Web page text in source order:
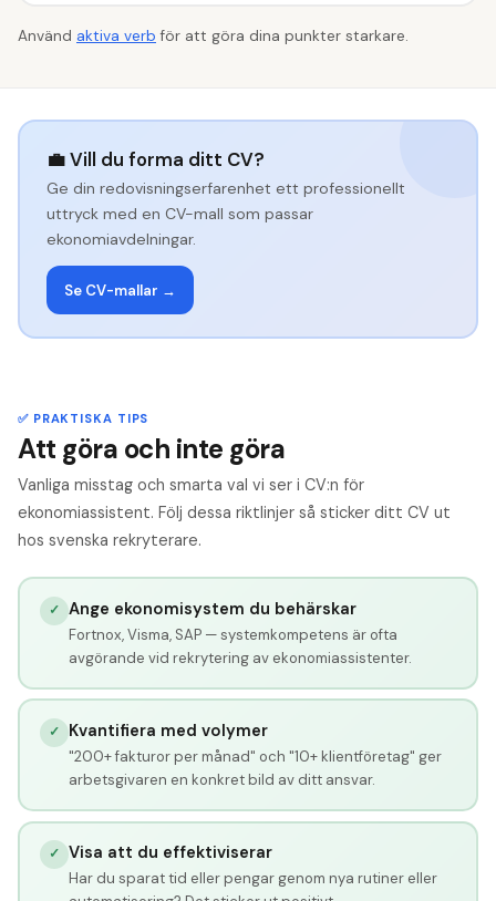
Använd aktiva verb för att göra dina punkter starkare.
💼 Vill du forma ditt CV?
Ge din redovisningserfarenhet ett professionellt
uttryck med en CV-mall som passar
ekonomiavdelningar.
Se CV-mallar →
✅ PRAKTISKA TIPS
Att göra och inte göra
Vanliga misstag och smarta val vi ser i CV:n för
ekonomiassistent. Följ dessa riktlinjer så sticker ditt CV ut
hos svenska rekryterare.
✓ Ange ekonomisystem du behärskar
Fortnox, Visma, SAP — systemkompetens är ofta
avgörande vid rekrytering av ekonomiassistenter.
✓ Kvantifiera med volymer
"200+ fakturor per månad" och "10+ klientföretag" ger
arbetsgivaren en konkret bild av ditt ansvar.
✓ Visa att du effektiviserar
Har du sparat tid eller pengar genom nya rutiner eller